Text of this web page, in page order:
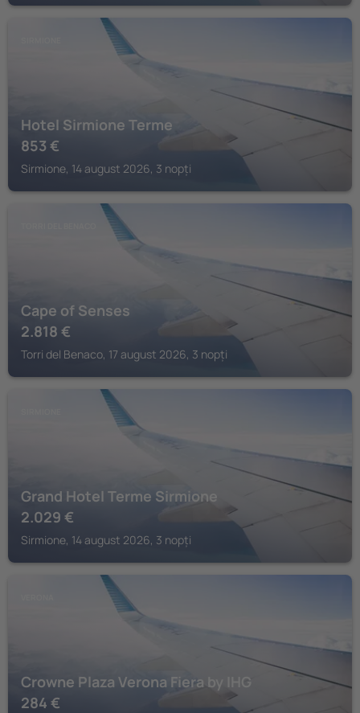
Hotel Sirmione Terme
853 €
Sirmione, 14 august 2026, 3 nopți
Cape of Senses
2.818 €
Torri del Benaco, 17 august 2026, 3 nopți
Grand Hotel Terme Sirmione
2.029 €
Sirmione, 14 august 2026, 3 nopți
Crowne Plaza Verona Fiera by IHG
284 €